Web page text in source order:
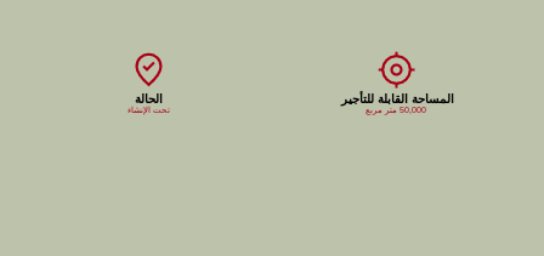
المساحة القابلة للتأجير
50,000 متر مربع
الحالة
تحت الإنشاء